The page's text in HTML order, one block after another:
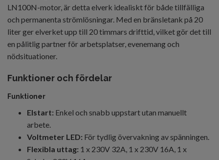
LN100N-motor, är detta elverk idealiskt för både tillfälliga
och permanenta strömlösningar. Med en bränsletank på 20
liter ger elverket upp till 20 timmars drifttid, vilket gör det till
en pålitlig partner för arbetsplatser, evenemang och
nödsituationer.
Funktioner och fördelar
Funktioner
Elstart: Enkel och snabb uppstart utan manuellt
arbete.
Voltmeter LED: För tydlig övervakning av spänningen.
Flexibla uttag: 1 x 230V 32A, 1 x 230V 16A, 1 x